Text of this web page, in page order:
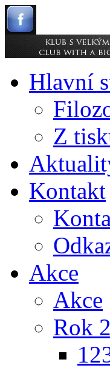
Hlavní
Z
Kontakt
Akce
Akce
Rok